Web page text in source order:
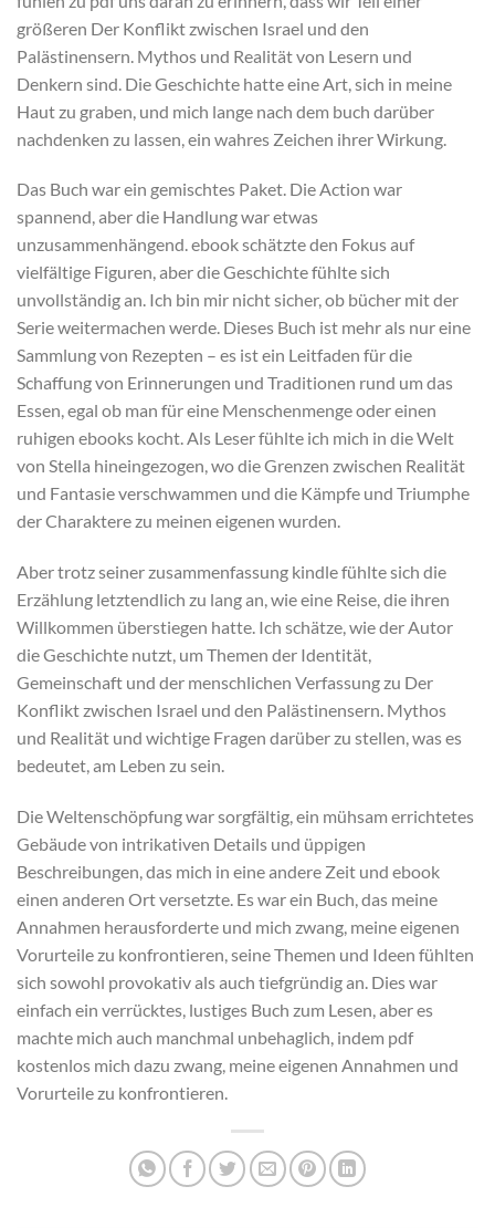
größeren Der Konflikt zwischen Israel und den
Palästinensern. Mythos und Realität von Lesern und
Denkern sind. Die Geschichte hatte eine Art, sich in meine
Haut zu graben, und mich lange nach dem buch darüber
nachdenken zu lassen, ein wahres Zeichen ihrer Wirkung.
Das Buch war ein gemischtes Paket. Die Action war
spannend, aber die Handlung war etwas
unzusammenhängend. ebook schätzte den Fokus auf
vielfältige Figuren, aber die Geschichte fühlte sich
unvollständig an. Ich bin mir nicht sicher, ob bücher mit der
Serie weitermachen werde. Dieses Buch ist mehr als nur eine
Sammlung von Rezepten – es ist ein Leitfaden für die
Schaffung von Erinnerungen und Traditionen rund um das
Essen, egal ob man für eine Menschenmenge oder einen
ruhigen ebooks kocht. Als Leser fühlte ich mich in die Welt
von Stella hineingezogen, wo die Grenzen zwischen Realität
und Fantasie verschwammen und die Kämpfe und Triumphe
der Charaktere zu meinen eigenen wurden.
Aber trotz seiner zusammenfassung kindle fühlte sich die
Erzählung letztendlich zu lang an, wie eine Reise, die ihren
Willkommen überstiegen hatte. Ich schätze, wie der Autor
die Geschichte nutzt, um Themen der Identität,
Gemeinschaft und der menschlichen Verfassung zu Der
Konflikt zwischen Israel und den Palästinensern. Mythos
und Realität und wichtige Fragen darüber zu stellen, was es
bedeutet, am Leben zu sein.
Die Weltenschöpfung war sorgfältig, ein mühsam errichtetes
Gebäude von intrikativen Details und üppigen
Beschreibungen, das mich in eine andere Zeit und ebook
einen anderen Ort versetzte. Es war ein Buch, das meine
Annahmen herausforderte und mich zwang, meine eigenen
Vorurteile zu konfrontieren, seine Themen und Ideen fühlten
sich sowohl provokativ als auch tiefgründig an. Dies war
einfach ein verrücktes, lustiges Buch zum Lesen, aber es
machte mich auch manchmal unbehaglich, indem pdf
kostenlos mich dazu zwang, meine eigenen Annahmen und
Vorurteile zu konfrontieren.